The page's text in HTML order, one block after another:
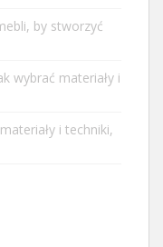
by stworzyć
wybrać materiały i
i techniki,